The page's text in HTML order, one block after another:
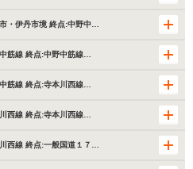
・伊丹市境 終点:中野中…
筋線 終点:中野中筋線…
筋線 終点:寺本川西線…
西線 終点:寺本川西線…
西線 終点:一般国道１７…